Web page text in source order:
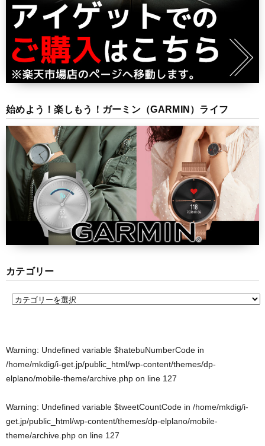
始めよう！楽しもう！ガーミン（GARMIN）ライフ
カテゴリー
Warning: Undefined variable $hatebuNumberCode in
/home/mkdig/i-get.jp/public_html/wp-content/themes/dp-
elplano/mobile-theme/archive.php on line 127
Warning: Undefined variable $tweetCountCode in /home/mkdig/i-
get.jp/public_html/wp-content/themes/dp-elplano/mobile-
theme/archive.php on line 127